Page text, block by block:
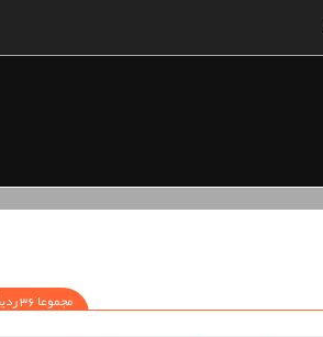
مجموعا 36 ردیف یافت شد